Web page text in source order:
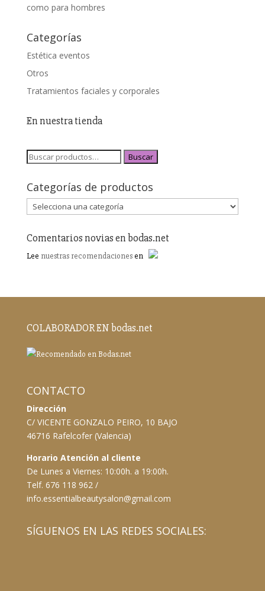
como para hombres
Categorías
Estética eventos
Otros
Tratamientos faciales y corporales
En nuestra tienda
Buscar
Categorías de productos
Comentarios novias en bodas.net
Lee nuestras recomendacionesen
COLABORADOR EN bodas.net
CONTACTO
Dirección
C/ VICENTE GONZALO PEIRO, 10 BAJO
46716 Rafelcofer (Valencia)
Horario Atención al cliente
De Lunes a Viernes: 10:00h. a 19:00h.
Telf. 676 118 962 /
info.essentialbeautysalon@gmail.com
SÍGUENOS EN LAS REDES SOCIALES: